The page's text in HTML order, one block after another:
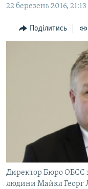
до
навігації
Перейти
ПОЛІТИКА
БЛОГИ
ВІДЕОУРОКИ «ELIFBE»
СВІДЧЕННЯ ОКУПАЦІЇ
УКРАЇНСЬКА
ЯК ОБІЙТИ
Русский
Qırımtatar
22 березень 2016, 21:13
Поділитись
Директор Бюро ОБСЄ
людини Майкл Георг